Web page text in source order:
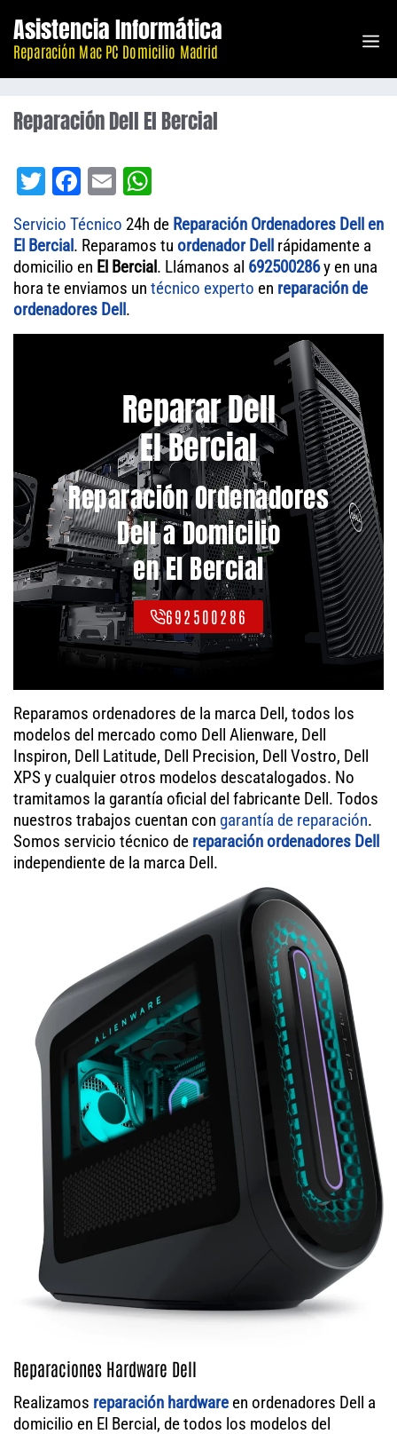
contenido
Asistencia Informática
Reparación Mac PC Domicilio Madrid
Reparación Dell El Bercial
T
wi
tt
er
Fa
ce
bo
ok
E
m
ail
ha
ts
A
pp
Servicio Técnico 24h de Reparación Ordenadores Dell en
El Bercial. Reparamos tu ordenador Dell rápidamente a
domicilio en El Bercial. Llámanos al 692500286y en una
hora te enviamos un técnico experto en reparación de
ordenadores Dell.
Reparar Dell
El Bercial
Reparación Ordenadores
Dell a Domicilio
en El Bercial
692500286
Reparamos ordenadores de la marca Dell, todos los
modelos del mercado como Dell Alienware, Dell
Inspiron, Dell Latitude, Dell Precision, Dell Vostro, Dell
XPS y cualquier otros modelos descatalogados. No
tramitamos la garantía oficial del fabricante Dell. Todos
nuestros trabajos cuentan con garantía de reparación.
Somos servicio técnico de reparación ordenadores Dell
independiente de la marca Dell.
Reparaciones Hardware Dell
Realizamos reparación hardware en ordenadores Dell a
domicilio en El Bercial, de todos los modelos del